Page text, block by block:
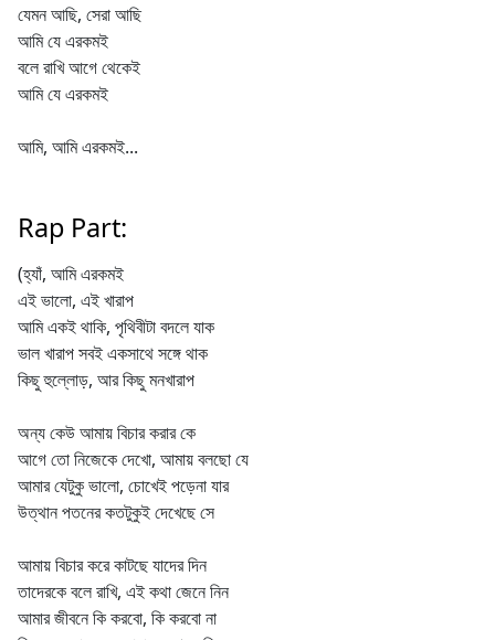
যেমন আছি, সেরা আছি
আমি যে এরকমই
বলে রাখি আগে থেকেই
আমি যে এরকমই
আমি, আমি এরকমই...
Rap Part:
(হ্যাঁ, আমি এরকমই
এই ভালো, এই খারাপ
আমি একই থাকি, পৃথিবীটা বদলে যাক
ভাল খারাপ সবই একসাথে সঙ্গে থাক
কিছু হুল্লোড়, আর কিছু মনখারাপ
অন্য কেউ আমায় বিচার করার কে
আগে তো নিজেকে দেখো, আমায় বলছো যে
আমার যেটুকু ভালো, চোখেই পড়েনা যার
উত্থান পতনের কতটুকুই দেখেছে সে
আমায় বিচার করে কাটছে যাদের দিন
তাদেরকে বলে রাখি, এই কথা জেনে নিন
আমার জীবনে কি করবো, কি করবো না